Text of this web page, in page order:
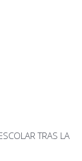
TRAS LA